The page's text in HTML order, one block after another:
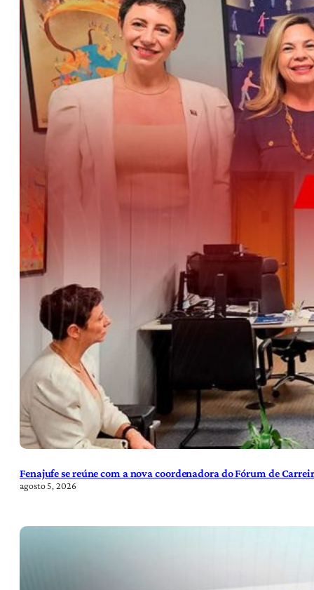
Fenajufe se reúne com a nova coordenadora do Fórum de
agosto 5, 2026